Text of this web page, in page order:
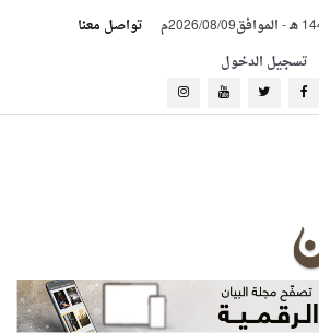
-الموافق2026/08/09م
تواصل معنا
تسجيل الدخول